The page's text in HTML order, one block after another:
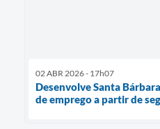
02 ABR 2026 - 17h07
Desenvolve Santa
de emprego a partir de